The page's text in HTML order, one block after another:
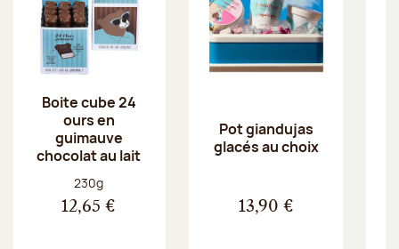
Boite cube 24
ours en
guimauve
chocolat au lait
Poids net :
230g
12,65 €
Pot giandujas
glacés au choix
13,90 €